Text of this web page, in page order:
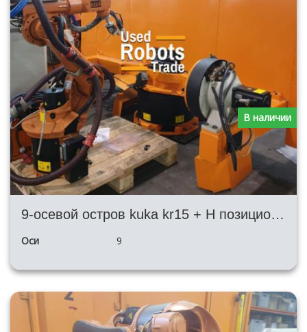
9-осевой остров kuka kr15 + H позиционер + kemppi
Оси 9
В наличии